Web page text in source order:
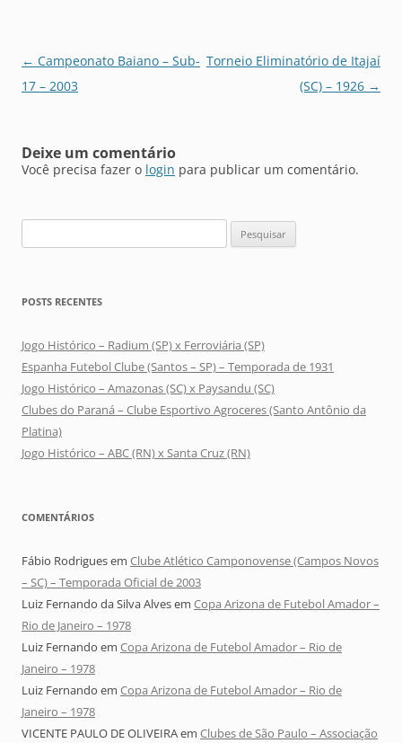
Navegação
de
← Campeonato Baiano – Sub-
17 – 2003
Torneio Eliminatório de Itajaí
(SC) – 1926 →
Deixe um comentário
Você precisa fazer o login para publicar um comentário.
por:
POSTS RECENTES
Jogo Histórico – Radium (SP) x Ferroviária (SP)
Espanha Futebol Clube (Santos – SP) – Temporada de 1931
Jogo Histórico – Amazonas (SC) x Paysandu (SC)
Clubes do Paraná – Clube Esportivo Agroceres (Santo Antônio da
Platina)
Jogo Histórico – ABC (RN) x Santa Cruz (RN)
COMENTÁRIOS
Fábio Rodriguesem Clube Atlético Camponovense (Campos Novos
– SC) – Temporada Oficial de 2003
Luiz Fernando da Silva Alvesem Copa Arizona de Futebol Amador –
Rio de Janeiro – 1978
Luiz Fernando em Copa Arizona de Futebol Amador – Rio de
Janeiro – 1978
Luiz Fernando em Copa Arizona de Futebol Amador – Rio de
Janeiro – 1978
VICENTE PAULO DE OLIVEIRAem Clubes de São Paulo – Associação